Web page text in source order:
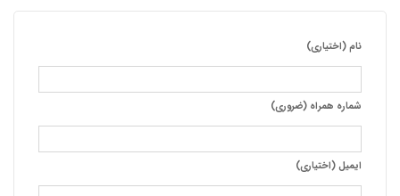
نام (اختیاری)
شماره همراه (ضروری)
ایمیل (اختیاری)